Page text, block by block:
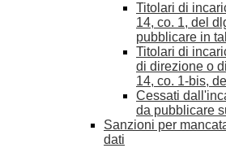
Titolari di
14, co. 1, del
pubblicare in
Titolari di
di direzione o
14, co. 1-bis,
Cessati
da pubblicare
Sanzioni per
dati